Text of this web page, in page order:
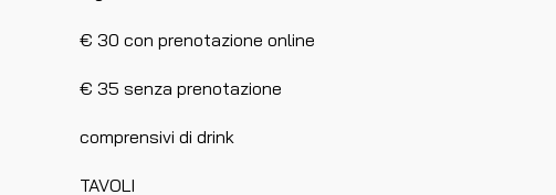
€ 30 con prenotazione online
€ 35 senza prenotazione
comprensivi di drink
TAVOLI